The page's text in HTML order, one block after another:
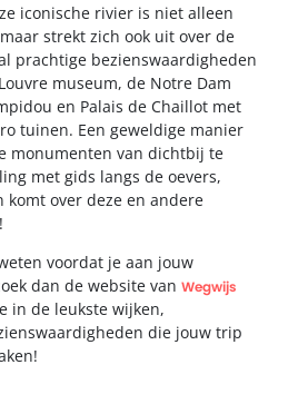
iconische rivier is niet alleen
strekt zich ook uit over de
prachtige bezienswaardigheden
museum, de Notre Dam
en Palais de Chaillot met
tuinen. Een geweldige manier
monumenten van dichtbij te
met gids langs de oevers,
komt over deze en andere
voordat je aan jouw
dan de website van Wegwijs
in de leukste wijken,
die jouw trip